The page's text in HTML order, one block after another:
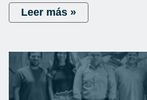
Leer más »